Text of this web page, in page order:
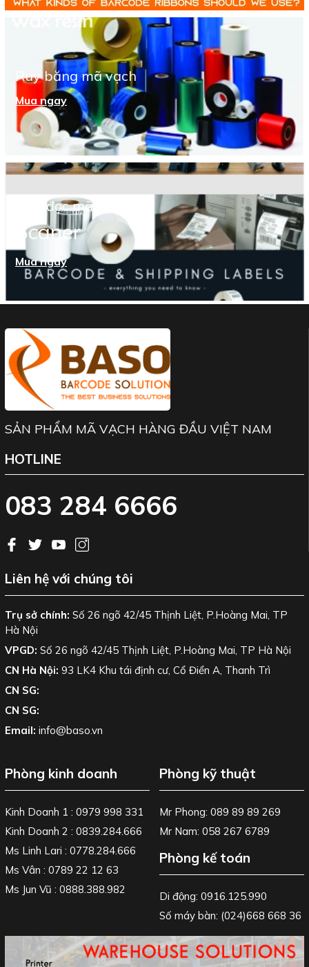
Ruy băng mã vạch
Mua ngay
Máy đọc mã vạch
Scaner
Mua ngay
SẢN PHẨM MÃ VẠCH HÀNG ĐẦU VIỆT NAM
HOTLINE
083 284 6666
Liên hệ với chúng tôi
Trụ sở chính: Số 26 ngõ 42/45 Thịnh Liệt, P.Hoàng Mai, TP
Hà Nội
VPGD: Số 26 ngõ 42/45 Thịnh Liệt, P.Hoàng Mai, TP Hà Nội
CN Hà Nội: 93 LK4 Khu tái định cư, Cổ Điển A, Thanh Trì
CN SG:
CN SG:
Email: info@baso.vn
Phòng kinh doanh
Kinh Doanh 1 : 0979 998 331
Kinh Doanh 2 : 0839.284.666
Ms Linh Lari : 0778.284.666
Ms Vân : 0789 22 12 63
Ms Jun Vũ : 0888.388.982
Phòng kỹ thuật
Mr Phong: 089 89 89 269
Mr Nam: 058 267 6789
Phòng kế toán
Di động: 0916.125.990
Số máy bàn: (024)668 668 36